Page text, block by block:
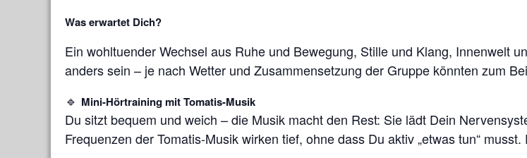
Was erwartet Dich?
Ein wohltuender Wechsel aus Ruhe und Bewegung, Stille und Klang, Innenwelt
anders sein – je nach Wetter und Zusammensetzung der Gruppe könnten zum
🔹 Mini-Hörtraining mit Tomatis-Musik
Du sitzt bequem und weich – die Musik macht den Rest: Sie lädt Dein
Frequenzen der Tomatis-Musik wirken tief, ohne dass Du aktiv „etwas tun“